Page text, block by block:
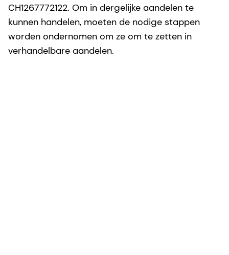
CH1267772122. Om in dergelijke aandelen te
kunnen handelen, moeten de nodige stappen
worden ondernomen om ze om te zetten in
verhandelbare aandelen.